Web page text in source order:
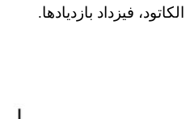
الكاتود، فيزداد بازديادها.